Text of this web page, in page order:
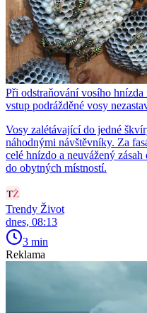
Při odstraňování vosího
vstup podrážděné vosy
Vosy zalétávající do jedné
náhodnými návštěvníky. Za
celé hnízdo a neuvážený
do obytných místností.
Trendy Život
dnes, 08:13
3 min
Reklama